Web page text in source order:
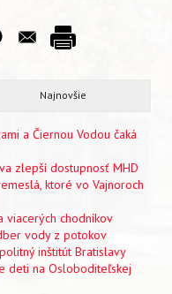
Najnovšie
a Čiernou Vodou čaká
zlepší dostupnosť MHD
ktoré vo Vajnoroch
viacerých chodníkov
vody z potokov
inštitút Bratislavy
deti na Osloboditeľskej